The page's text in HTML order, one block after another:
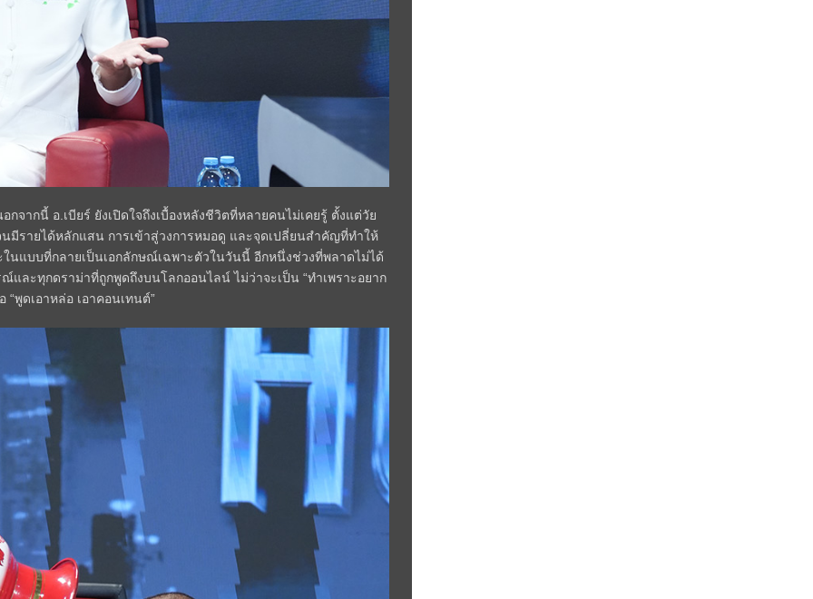
จากนี้ อ.เบียร์ ยังเปิดใจถึงเบื้องหลังชีวิตที่หลายคนไม่เคยรู้ ตั้งแต่วัย
มีรายได้หลักแสน การเข้าสู่วงการหมอดู และจุดเปลี่ยนสำคัญที่ทำให้
นแบบที่กลายเป็นเอกลักษณ์เฉพาะตัวในวันนี้ อีกหนึ่งช่วงที่พลาดไม่ได้
และทุกดราม่าที่ถูกพูดถึงบนโลกออนไลน์ ไม่ว่าจะเป็น “ทำเพราะอยาก
“พูดเอาหล่อ เอาคอนเทนต์”